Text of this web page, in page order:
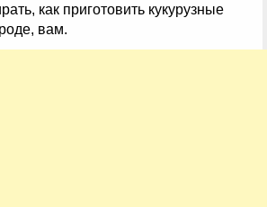
как приготовить кукурузные
вам.